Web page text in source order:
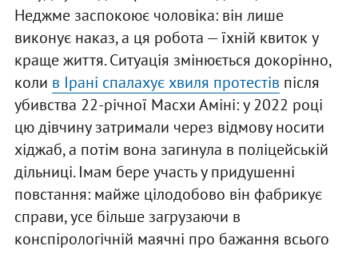
Неджме заспокоює чоловіка: він лише
виконує наказ, а ця робота — їхній квиток у
краще життя. Ситуація змінюється докорінно,
коли в Ірані спалахує хвиля протестів після
убивства 22-річної Масхи Аміні: у 2022 році
цю дівчину затримали через відмову носити
хіджаб, а потім вона загинула в поліцейській
дільниці. Імам бере участь у придушенні
повстання: майже цілодобово він фабрикує
справи, усе більше загрузаючи в
конспірологічній маячні про бажання всього